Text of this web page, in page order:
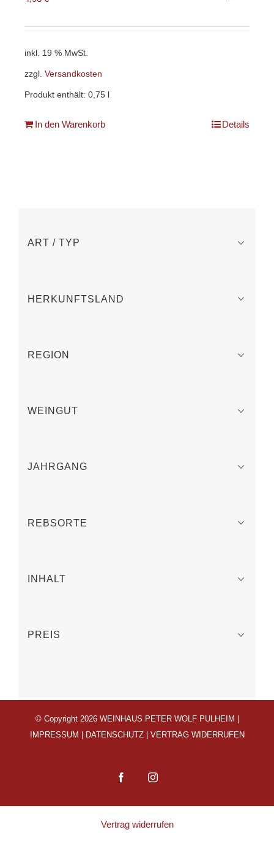
inkl. 19 % MwSt.
zzgl. Versandkosten
Produkt enthält: 0,75 l
In den Warenkorb Details
ART / TYP
HERKUNFTSLAND
REGION
WEINGUT
JAHRGANG
REBSORTE
INHALT
PREIS
© Copyright 2026 WEINHAUS PETER WOLF PULHEIM |
IMPRESSUM | DATENSCHUTZ| VERTRAG WIDERRUFEN
FacebookInstagram
Vertrag widerrufen